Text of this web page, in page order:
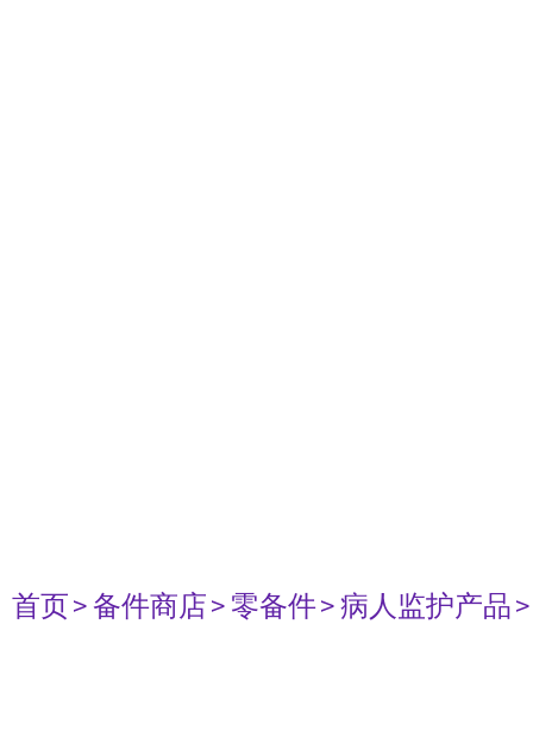
首页> 备件商店> 零备件> 病人监护产品